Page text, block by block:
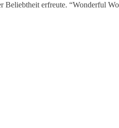
erfreute. “Wonderful